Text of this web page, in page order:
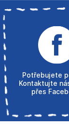
Potřebujete
Kontaktujte
přes